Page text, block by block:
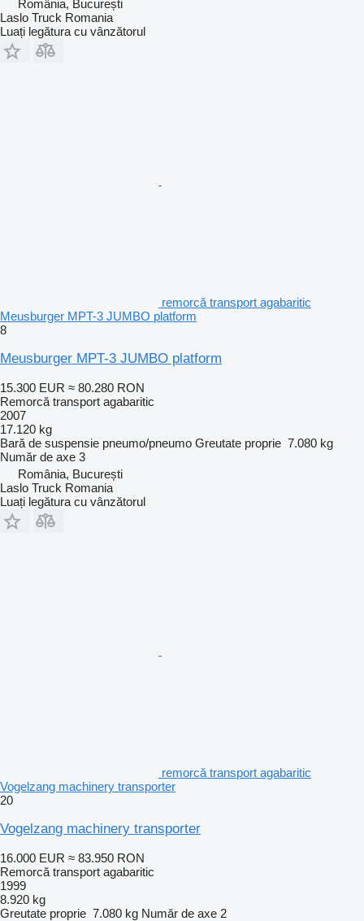
România, București
Laslo Truck Romania
Luați legătura cu vânzătorul
remorcă transport agabaritic
Meusburger MPT-3 JUMBO platform
8
Meusburger MPT-3 JUMBO platform
15.300 EUR ≈ 80.280 RON
Remorcă transport agabaritic
2007
17.120 kg
Bară de suspensie pneumo/pneumo Greutate proprie 7.080 kg
Număr de axe 3
România, București
Laslo Truck Romania
Luați legătura cu vânzătorul
remorcă transport agabaritic
Vogelzang machinery transporter
20
Vogelzang machinery transporter
16.000 EUR ≈ 83.950 RON
Remorcă transport agabaritic
1999
8.920 kg
Greutate proprie 7.080 kg Număr de axe 2